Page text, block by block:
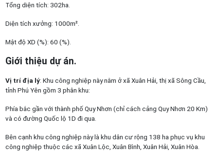
Tổng diện tích: 302ha.
Diện tích xưởng: 1000m².
Mật độ XD (%): 60 (%).
Giới thiệu dự án.
Vị trí địa lý: Khu công nghiệp này nằm ở xã Xuân Hải, thị xã Sông Cầu,
tỉnh Phú Yên gồm 3 phân khu:
Phía bắc gần với thành phố Quy Nhơn (chỉ cách cảng Quy Nhơn 20 Km)
và có đường Quốc lộ 1D đi qua.
Bên cạnh khu công nghiệp này là khu dân cư rộng 138 ha phục vụ khu
công nghiệp thuộc các xã Xuân Lộc, Xuân Bình, Xuân Hải, Xuân Hòa.